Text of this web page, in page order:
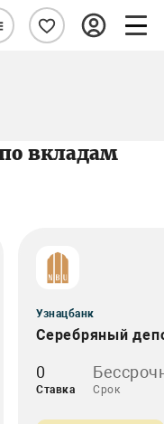
вкладам
Узнацбанк
Серебряный
0
Ставка Срок